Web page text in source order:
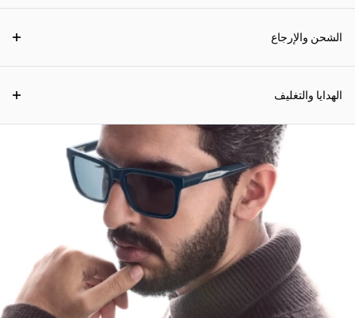
الشحن والإرجاع
الهدايا والتغليف